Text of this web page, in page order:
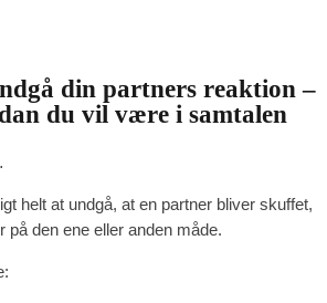
din partners reaktion –
du vil være i samtalen
helt at undgå, at en partner bliver skuffet,
på den ene eller anden måde.